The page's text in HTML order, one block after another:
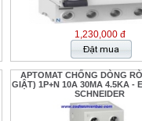
1,230,000 đ
APTOMAT CHỐNG DÒNG
GIẬT) 1P+N 10A 30MA 4.5KA -
SCHNEIDER